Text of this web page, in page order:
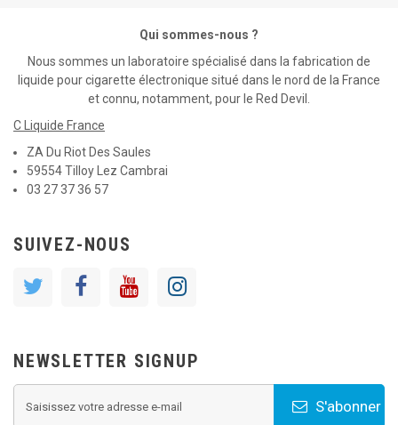
Qui sommes-nous ?
Nous sommes un laboratoire spécialisé dans la fabrication de
liquide pour cigarette électronique situé dans le nord de la France
et connu, notamment, pour le Red Devil.
C Liquide France
ZA Du Riot Des Saules
59554 Tilloy Lez Cambrai
03 27 37 36 57
SUIVEZ-NOUS
NEWSLETTER SIGNUP
S'abonner